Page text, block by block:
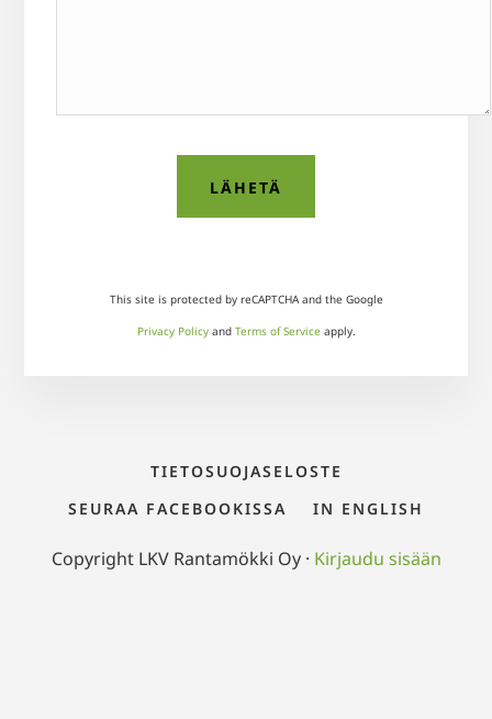
This site is protected by reCAPTCHA and the Google
Privacy Policyand Terms of Service apply.
TIETOSUOJASELOSTE
SEURAA FACEBOOKISSA
IN ENGLISH
Copyright LKV Rantamökki Oy · Kirjaudu sisään